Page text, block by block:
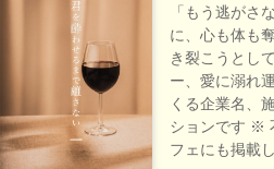
「もう逃がさ
に、心も体も
き裂こうとし
ー、愛に溺れ
くる企業名、
ションです ※
フェにも掲載